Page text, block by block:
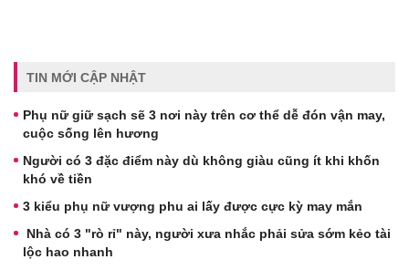
TIN MỚI CẬP NHẬT
Phụ nữ giữ sạch sẽ 3 nơi này trên cơ thể dễ đón vận may,
cuộc sống lên hương
Người có 3 đặc điểm này dù không giàu cũng ít khi khốn
khó về tiền
3 kiểu phụ nữ vượng phu ai lấy được cực kỳ may mắn
Nhà có 3 "rò rỉ" này, người xưa nhắc phải sửa sớm kẻo tài
lộc hao nhanh